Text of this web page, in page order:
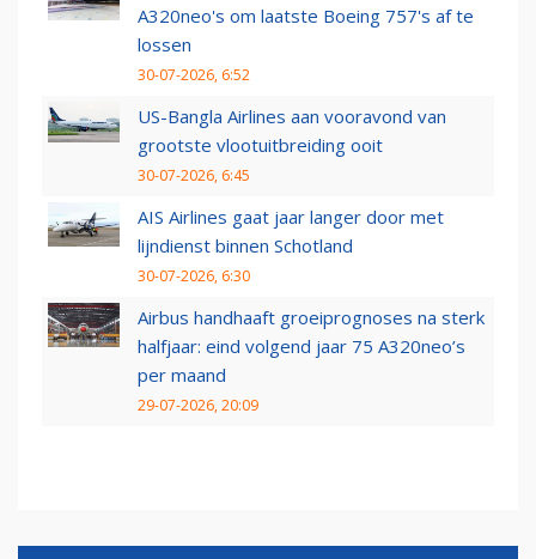
A320neo's om laatste Boeing 757's af te
lossen
30-07-2026, 6:52
US-Bangla Airlines aan vooravond van
grootste vlootuitbreiding ooit
30-07-2026, 6:45
AIS Airlines gaat jaar langer door met
lijndienst binnen Schotland
30-07-2026, 6:30
Airbus handhaaft groeiprognoses na sterk
halfjaar: eind volgend jaar 75 A320neo’s
per maand
29-07-2026, 20:09